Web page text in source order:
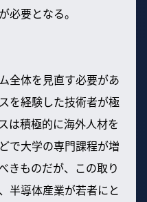
必要となる。
全体を見直す必要があ
を経験した技術者が極
は積極的に海外人材を
で大学の専門課程が増
きものだが、この取り
半導体産業が若者にと